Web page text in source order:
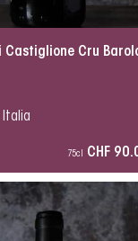
Castiglione Cru
Italia
75cl CHF